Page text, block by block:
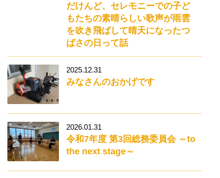
だけんど、セレモニーでの子ど
もたちの素晴らしい歌声が雨雲
を吹き飛ばして晴天になったつ
ばさの日って話
2025.12.31
みなさんのおかげです
2026.01.31
令和7年度 第3回総務委員会 ～to
the next stage～